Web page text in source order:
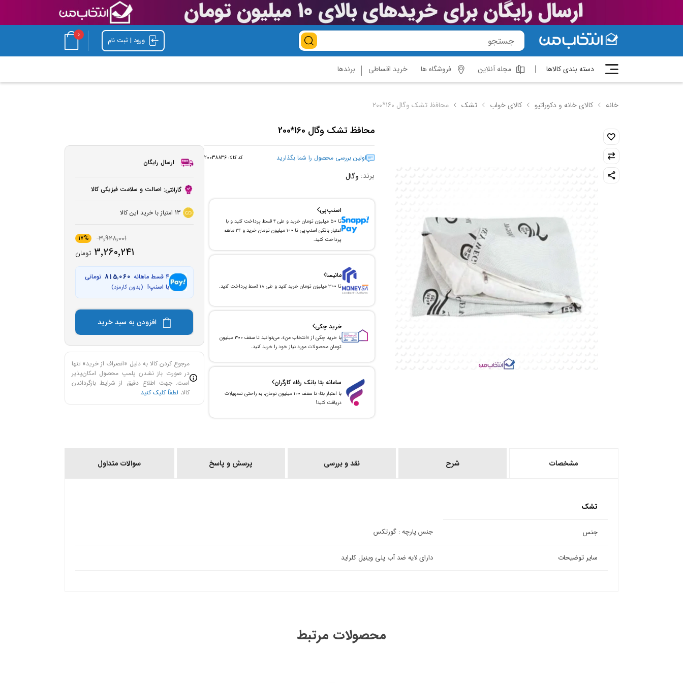
ورود | ثبت نام
0
دسته بندی کالاها مجله آنلاین فروشگاه ها خرید اقساطی برندها
خانه کالای خانه و دکوراتیو کالای خواب تشک محافظ تشک وگال 160*200
محافظ تشک وگال 160*200
اولین بررسی محصول را شما بگذارید کد کالا: 20038836
برند: وگال
اسنپ‌پی
تا ۵۰ میلیون تومان خرید و طی ۴ قسط پرداخت کنید و با
اعتبار بانکی اسنپ‌پی تا ۱۰۰ میلیون تومان خرید و ۲۴ ماهه
پرداخت کنید.
مانیسا
تا ۳۰۰ میلیون تومان خرید کنید و طی ۱۸ قسط پرداخت کنید.
خرید چکی
با خرید چکی از «انتخاب من»، می‌توانید تا سقف ۳۰۰ میلیون
تومان محصولات مورد نیاز خود را خرید کنید.
سامانه بتا بانک رفاه کارگران
با اعتبار بتا؛ تا سقف ۱۰۰ میلیون تومان، به راحتی تسهیلات
دریافت کنید!
ارسال رایگان
گارانتی: اصالت و سلامت فیزیکی کالا
13 امتیاز با خرید این کالا
3٬928٬001 17%
3٬260٬241 تومان
۴ قسط ماهانه 815٬060 تومانی
با اسنپ! (بدون کارمزد)
افزودن به سبد خرید
مرجوع کردن کالا به دلیل «انصراف از خرید» تنها
در صورت باز نشدن پلمپ محصول امکان‌پذیر
است. جهت اطلاع دقیق از شرایط بازگرداندن
کالا، لطفاً کلیک کنید.
مشخصات شرح نقد و بررسی پرسش و پاسخ سوالات متداول
تشک
جنس جنس پارچه : گورتکس
سایر توضیحات دارای لایه ضد‌ آب پلی وینیل کلراید
محصولات مرتبط